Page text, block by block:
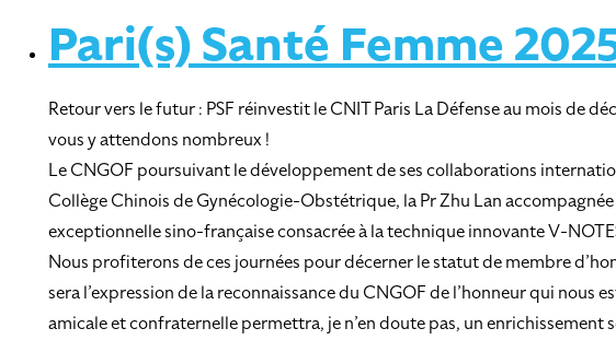
Pari(s) Santé Femme
Retour vers le futur : PSF réinvestit le CNIT Paris La Défense au mois de
vous y attendons nombreux !
Le CNGOF poursuivant le développement de ses collaborations
Collège Chinois de Gynécologie-Obstétrique, la Pr Zhu Lan
exceptionnelle sino-française consacrée à la technique innovante V-
Nous profiterons de ces journées pour décerner le statut de membre
sera l’expression de la reconnaissance du CNGOF de l’honneur qui
amicale et confraternelle permettra, je n’en doute pas, un